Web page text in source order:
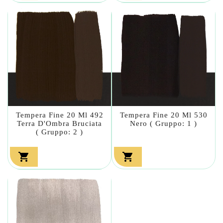
Tempera Fine 20 Ml 492
Terra D'Ombra Bruciata
( Gruppo: 2 )

Tempera Fine 20 Ml 530
Nero ( Gruppo: 1 )
